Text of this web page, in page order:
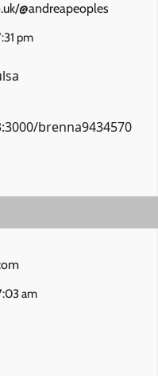
@andreapeoples
pm
brenna9434570
am